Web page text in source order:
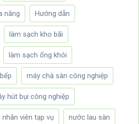
năng Hướng dẫn
làm sạch kho bãi
làm sạch ống khói
máy chà sàn công nghiệp
hút bụi công nghiệp
nhân viên tạp vụ nước lau sàn